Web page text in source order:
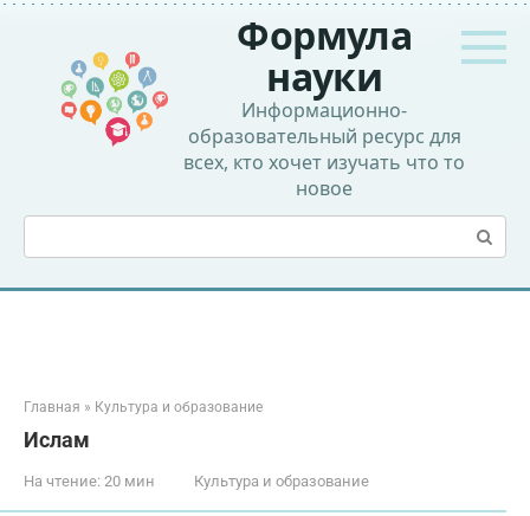
Перейти
контенту
Формула
науки
Информационно-
образовательный ресурс для
всех, кто хочет изучать что то
новое
Поиск:
Главная » Культура и образование
Ислам
На чтение: 20 мин Культура и образование